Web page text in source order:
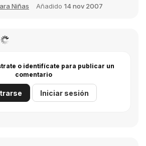
Niñas Añadido 14 nov 2007
o identifícate para publicar un
comentario
Iniciar sesión